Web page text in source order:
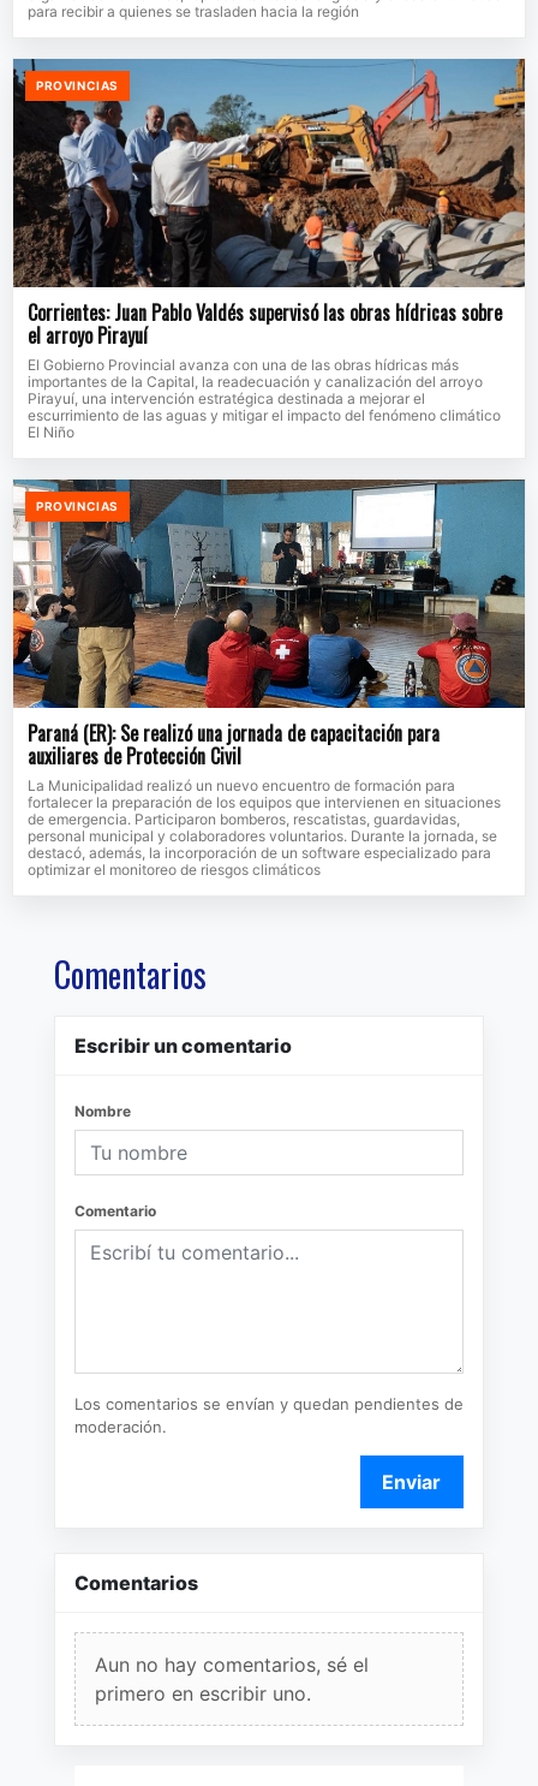
para recibir a quienes se trasladen hacia la región
PROVINCIAS
Corrientes: Juan Pablo Valdés supervisó las obras hídricas sobre
el arroyo Pirayuí
El Gobierno Provincial avanza con una de las obras hídricas más
importantes de la Capital, la readecuación y canalización del arroyo
Pirayuí, una intervención estratégica destinada a mejorar el
escurrimiento de las aguas y mitigar el impacto del fenómeno climático
El Niño
PROVINCIAS
Paraná (ER): Se realizó una jornada de capacitación para
auxiliares de Protección Civil
La Municipalidad realizó un nuevo encuentro de formación para
fortalecer la preparación de los equipos que intervienen en situaciones
de emergencia. Participaron bomberos, rescatistas, guardavidas,
personal municipal y colaboradores voluntarios. Durante la jornada, se
destacó, además, la incorporación de un software especializado para
optimizar el monitoreo de riesgos climáticos
Comentarios
Escribir un comentario
Nombre
Comentario
Los comentarios se envían y quedan pendientes de
moderación.
Enviar
Comentarios
Aun no hay comentarios, sé el
primero en escribir uno.